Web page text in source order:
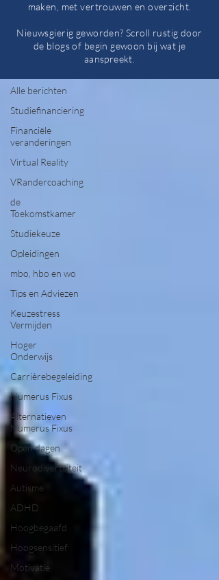
Blog
Alle berichten
Studiefinanciering
Financiële
veranderingen
Virtual Reality
VRandercoaching
de
Toekomstkamer
Studiekeuze
Opleidingen
mbo, hbo en wo
Tips en Adviezen
Keuzestress
Vermijden
Hoger
Onderwijs
Carrièrebegeleiding
Numerus Fixus
Alternatieven
Numerus Fixus
Open dagen
Neurodivertsiteit
Autisme
ADHD
Hoogbegaafd
Hoogsensitief
Motivatie
maken, met vertrouwen en overzicht.
Nieuwsgierig geworden? Scroll rustig door
de blogs of begin gewoon bij wat je
aanspreekt.